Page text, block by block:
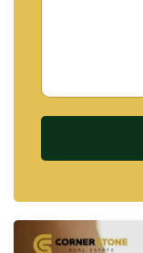
รายละเอียดก
🏆 ได้รับการยอ
ได้แก่ Best Real
หากต้องการข้อ
โครงการ ติดต่อ